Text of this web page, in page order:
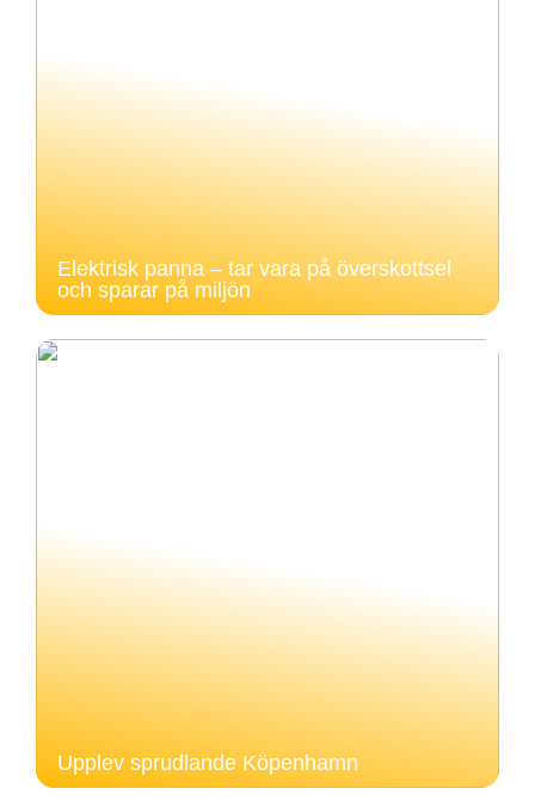
Elektrisk panna – tar vara på överskottsel
och sparar på miljön
Upplev sprudlande Köpenhamn